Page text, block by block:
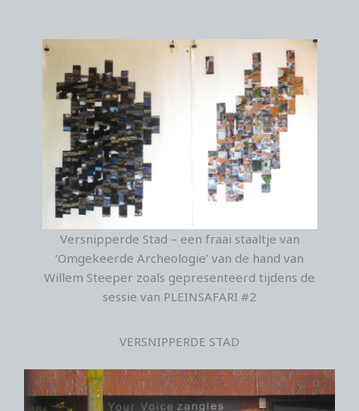
Versnipperde Stad – een fraai staaltje van
‘Omgekeerde Archeologie’ van de hand van
Willem Steeper zoals gepresenteerd tijdens de
sessie van PLEINSAFARI #2
VERSNIPPERDE STAD